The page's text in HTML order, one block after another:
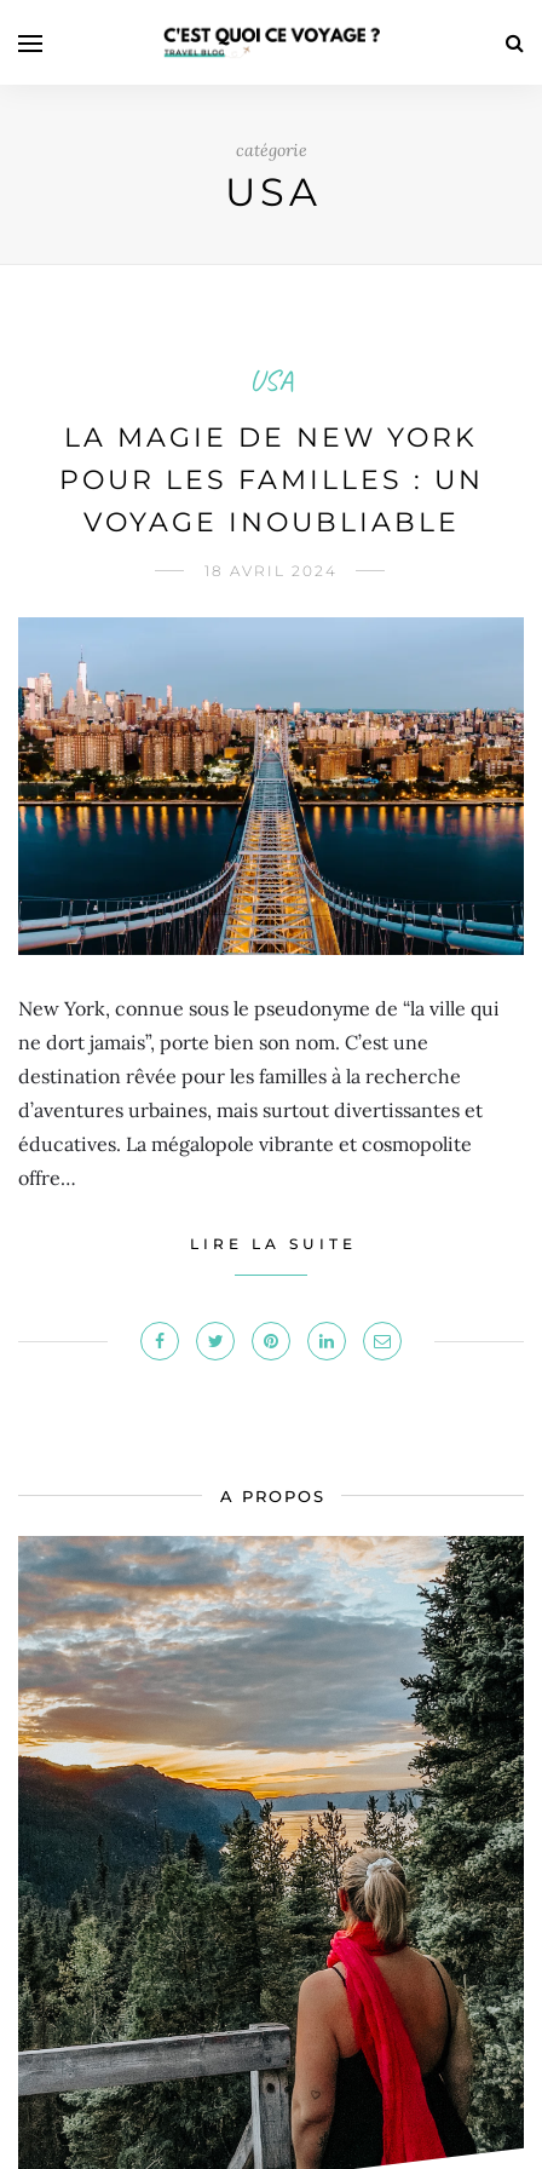
catégorie
USA
USA
LA MAGIE DE NEW YORK
POUR LES FAMILLES : UN
VOYAGE INOUBLIABLE
18 AVRIL 2024
New York, connue sous le pseudonyme de “la ville qui
ne dort jamais”, porte bien son nom. C’est une
destination rêvée pour les familles à la recherche
d’aventures urbaines, mais surtout divertissantes et
éducatives. La mégalopole vibrante et cosmopolite
offre…
LIRE LA SUITE
A PROPOS